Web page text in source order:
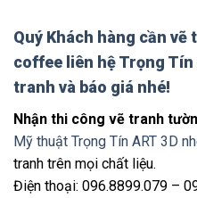
Quý Khách hàng cần vẽ
coffee liên hệ Trọng
tranh và báo giá nhé!
Nhận thi công vẽ tranh
Mỹ thuật Trọng Tín ART 3D
tranh trên mọi chất liệu.
Điện thoại: 096.8899.079 –